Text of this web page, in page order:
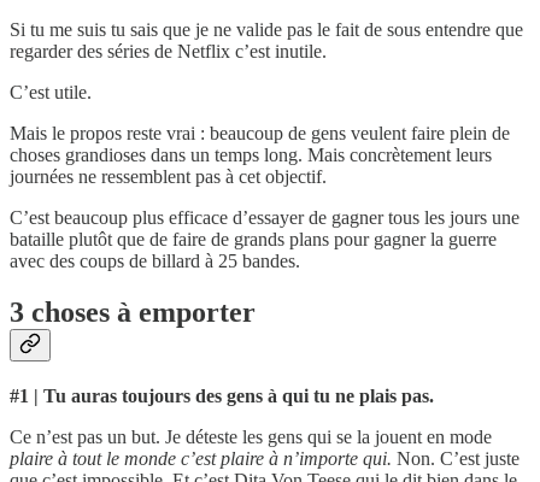
Si tu me suis tu sais que je ne valide pas le fait de sous entendre que
regarder des séries de Netflix c’est inutile.
C’est utile.
Mais le propos reste vrai : beaucoup de gens veulent faire plein de
choses grandioses dans un temps long. Mais concrètement leurs
journées ne ressemblent pas à cet objectif.
C’est beaucoup plus efficace d’essayer de gagner tous les jours une
bataille plutôt que de faire de grands plans pour gagner la guerre
avec des coups de billard à 25 bandes.
3 choses à emporter
#1 | Tu auras toujours des gens à qui tu ne plais pas.
Ce n’est pas un but. Je déteste les gens qui se la jouent en mode
plaire à tout le monde c’est plaire à n’importe qui. Non. C’est juste